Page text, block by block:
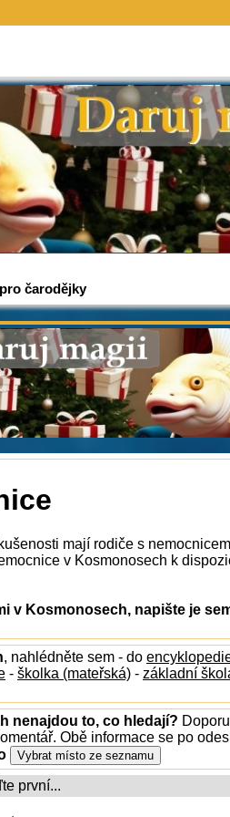
čarodějky
mají rodiče s
v Kosmonosech k
v Kosmonosech, napište je
, nahlédněte sem - do
- školka (mateřská) - základní
nenajdou to, co hledají?
Obě informace se po
první...